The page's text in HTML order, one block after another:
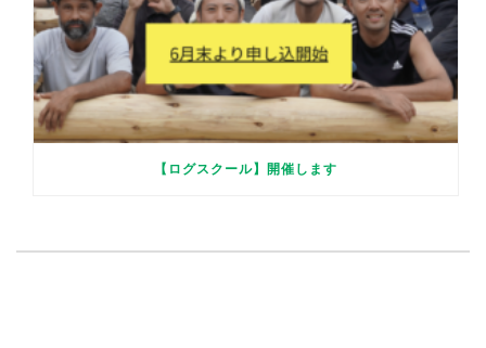
【ログスクール】開催します